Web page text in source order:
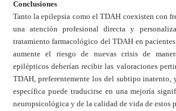
Conclusiones
Tanto la epilepsia como el TDAH coexisten con
una atención profesional directa y
tratamiento farmacológico del TDAH en
aumente el riesgo de nuevas crisis de
epilépticos deberían recibir las valoraciones
TDAH, preferentemente los del subtipo inatento,
específica puede traducirse en una mejoría
neuropsicológica y de la calidad de vida de estos